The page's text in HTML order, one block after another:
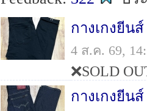
กางเกงยีน
4 ส.ค. 69,
❌SOLD
กางเกงยีนส์